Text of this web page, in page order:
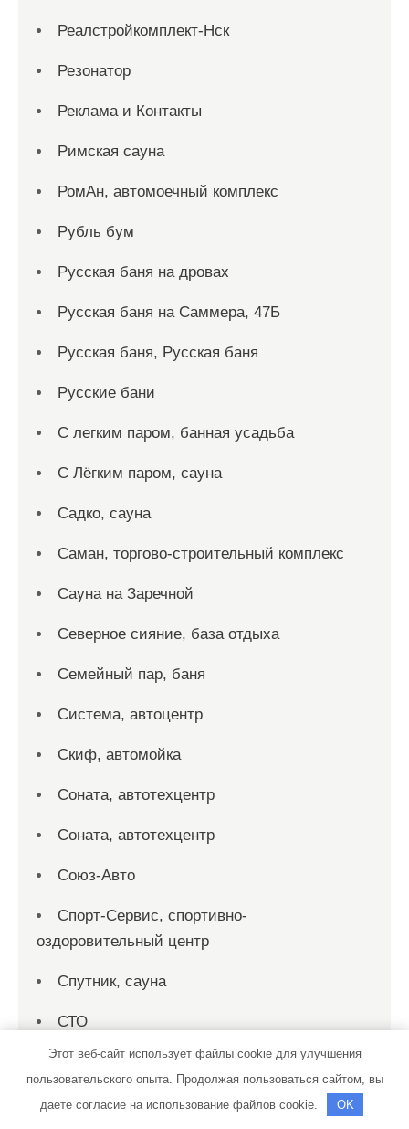
Реалстройкомплект-Нск
Резонатор
Реклама и Контакты
Римская сауна
РомАн, автомоечный комплекс
Рубль бум
Русская баня на дровах
Русская баня на Саммера, 47Б
Русская баня, Русская баня
Русские бани
С легким паром, банная усадьба
С Лёгким паром, сауна
Садко, сауна
Саман, торгово-строительный комплекс
Сауна на Заречной
Северное сияние, база отдыха
Семейный пар, баня
Система, автоцентр
Скиф, автомойка
Соната, автотехцентр
Соната, автотехцентр
Союз-Авто
Спорт-Сервис, спортивно-
оздоровительный центр
Спутник, сауна
СТО
СТО
СТО 19
Этот веб-сайт использует файлы cookie для улучшения
пользовательского опыта. Продолжая пользоваться сайтом, вы
даете согласие на использование файлов cookie.
OK